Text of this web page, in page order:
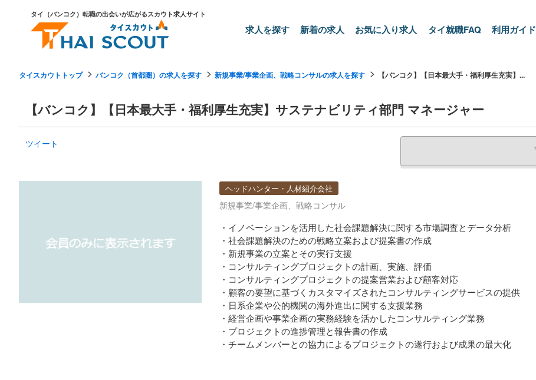
タイ（バンコク）転職の出会いが広がるスカウト求人サイト
求人を探す 新着の求人 お気に入り求人 タイ就職FAQ 利用ガイド
タイスカウトトップ バンコク（首都圏）の求人を探す 新規事業/事業企画、戦略コンサルの求人を探す 【バンコク】【日本最大手・福利厚生充実】...
【バンコク】【日本最大手・福利厚生充実】サステナビリティ部門 マネージャー
ツイート
ヘッドハンター・人材紹介会社
新規事業/事業企画、戦略コンサル
・イノベーションを活用した社会課題解決に関する市場調査とデータ分析
・社会課題解決のための戦略立案および提案書の作成
・新規事業の立案とその実行支援
・コンサルティングプロジェクトの計画、実施、評価
・コンサルティングプロジェクトの提案営業および顧客対応
・顧客の要望に基づくカスタマイズされたコンサルティングサービスの提供
・日系企業や公的機関の海外進出に関する支援業務
・経営企画や事業企画の実務経験を活かしたコンサルティング業務
・プロジェクトの進捗管理と報告書の作成
・チームメンバーとの協力によるプロジェクトの遂行および成果の最大化